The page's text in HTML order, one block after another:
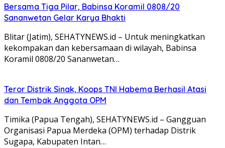
Bersama Tiga Pilar, Babinsa Koramil 0808/20
Sananwetan Gelar Karya Bhakti
Blitar (Jatim), SEHATYNEWS.id – Untuk meningkatkan
kekompakan dan kebersamaan di wilayah, Babinsa
Koramil 0808/20 Sananwetan…
Teror Distrik Sinak, Koops TNI Habema Berhasil Atasi
dan Tembak Anggota OPM
Timika (Papua Tengah), SEHATYNEWS.id – Gangguan
Organisasi Papua Merdeka (OPM) terhadap Distrik
Sugapa, Kabupaten Intan…